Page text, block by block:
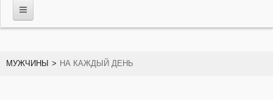
МУЖЧИНЫ > НА КАЖДЫЙ ДЕНЬ